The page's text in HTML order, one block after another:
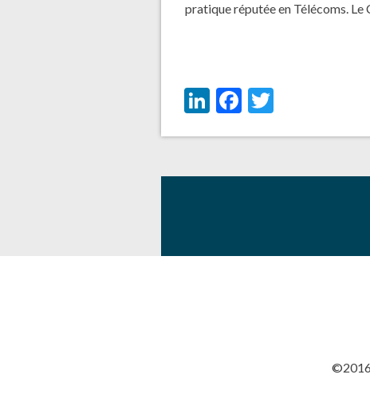
pratique réputée en Télécoms.
LinkedIn
Facebook
©2016